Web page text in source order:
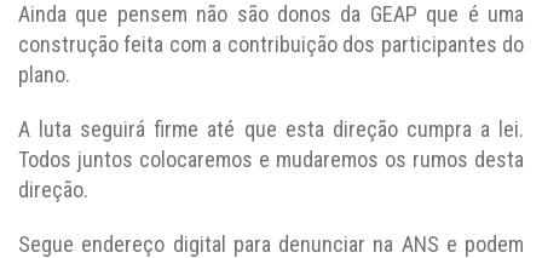
Ainda que pensem não são donos da GEAP que é uma
construção feita com a contribuição dos participantes do
plano.
A luta seguirá firme até que esta direção cumpra a lei.
Todos juntos colocaremos e mudaremos os rumos desta
direção.
Segue endereço digital para denunciar na ANS e podem